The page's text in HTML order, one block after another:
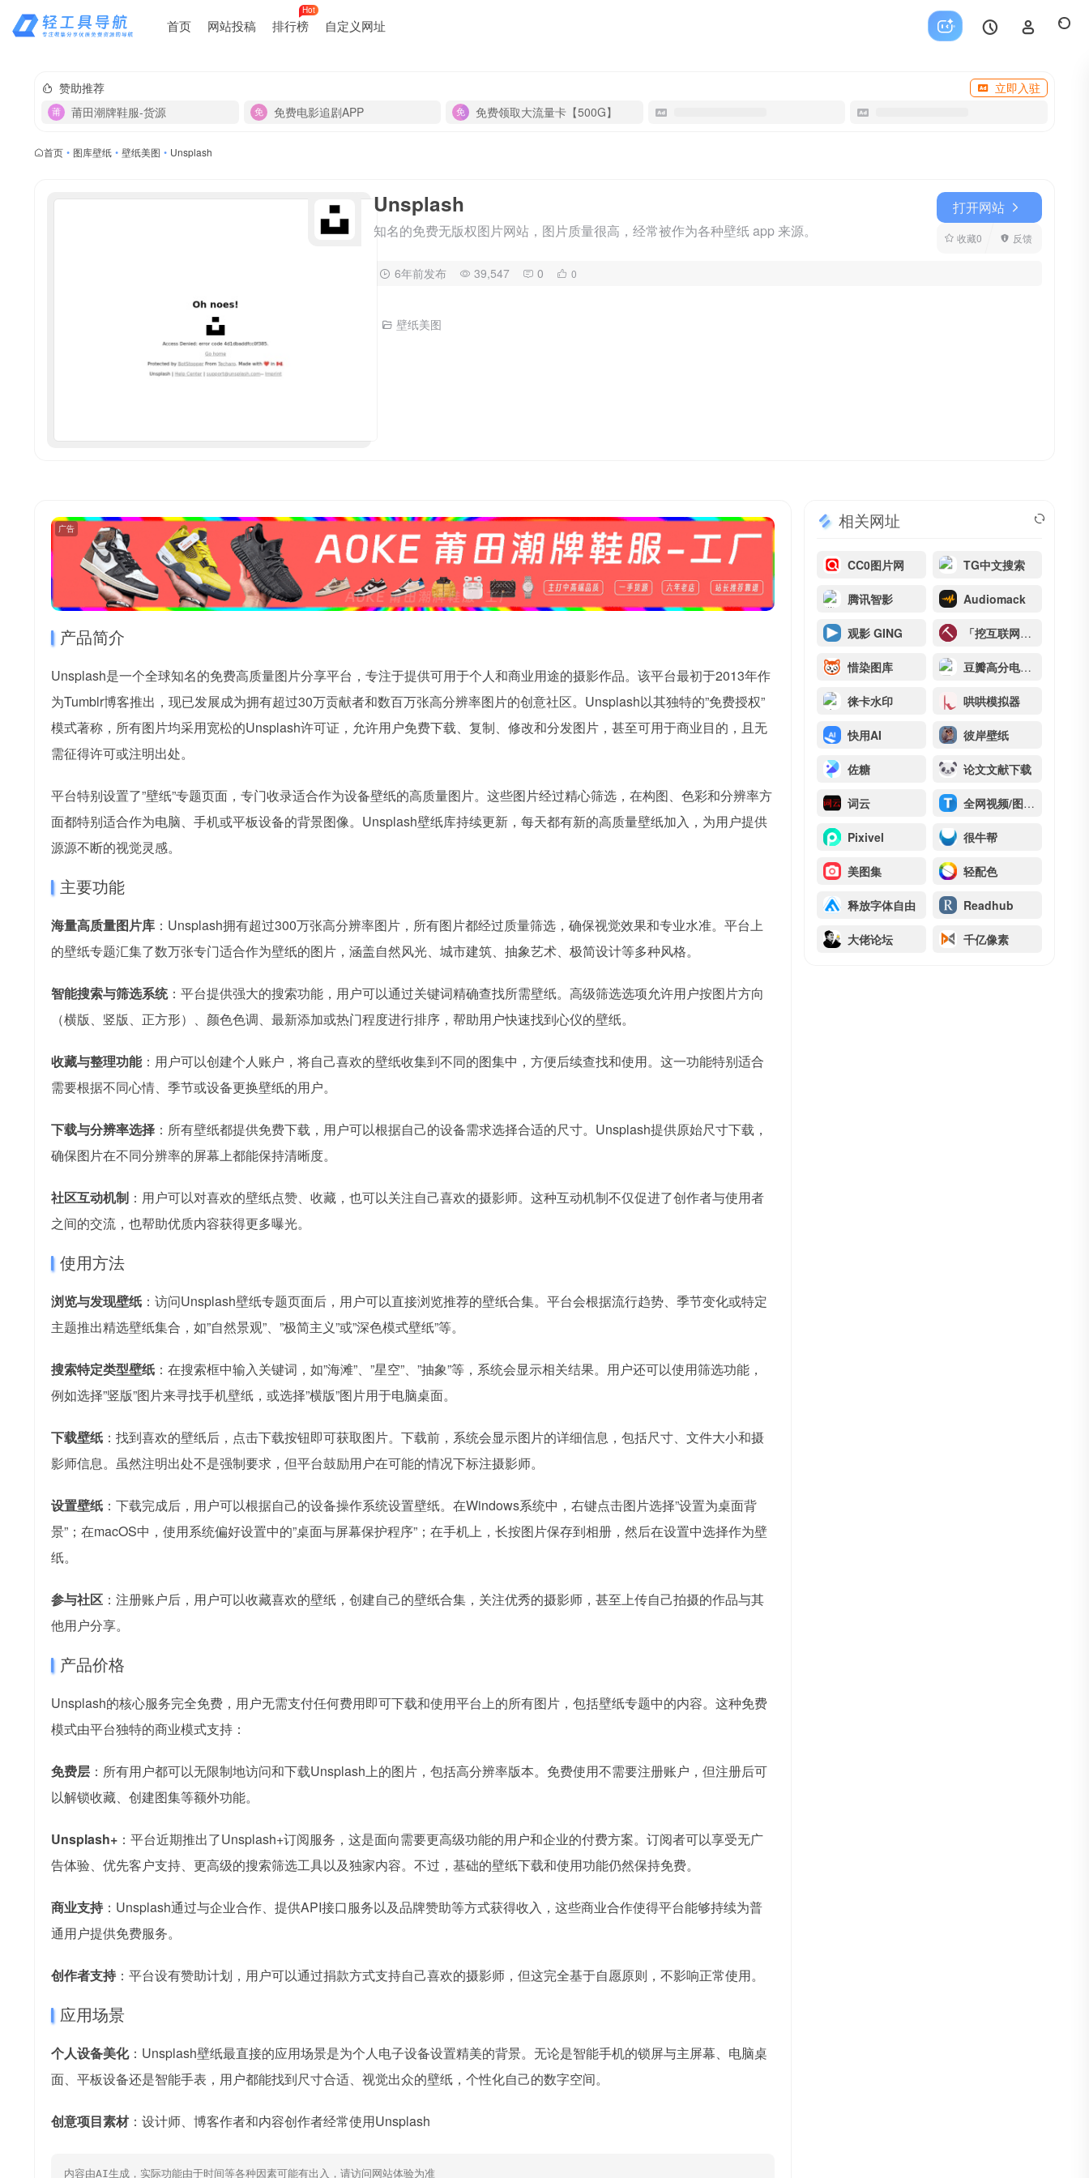
首页 网站投稿 排行榜
Hot
自定义网址
赞助推荐
立即入驻
莆田潮牌鞋服-货源
免费电影追剧APP 免费领取大流量卡【500G】
首页 • 图库壁纸 • 壁纸美图 • Unsplash
Unsplash
知名的免费无版权图片网站，图片质量很高，经常被作为各种壁纸 app 来源。
打开网站
收藏0 反馈
6年前发布 39,547 0 0
壁纸美图
广告
产品简介
Unsplash是一个全球知名的免费高质量图片分享平台，专注于提供可用于个人和商业用途的摄影作品。该平台最初于2013年作
为Tumblr博客推出，现已发展成为拥有超过30万贡献者和数百万张高分辨率图片的创意社区。Unsplash以其独特的”免费授权”
模式著称，所有图片均采用宽松的Unsplash许可证，允许用户免费下载、复制、修改和分发图片，甚至可用于商业目的，且无
需征得许可或注明出处。
平台特别设置了”壁纸”专题页面，专门收录适合作为设备壁纸的高质量图片。这些图片经过精心筛选，在构图、色彩和分辨率方
面都特别适合作为电脑、手机或平板设备的背景图像。Unsplash壁纸库持续更新，每天都有新的高质量壁纸加入，为用户提供
源源不断的视觉灵感。
主要功能
海量高质量图片库 ：Unsplash拥有超过300万张高分辨率图片，所有图片都经过质量筛选，确保视觉效果和专业水准。平台上
的壁纸专题汇集了数万张专门适合作为壁纸的图片，涵盖自然风光、城市建筑、抽象艺术、极简设计等多种风格。
智能搜索与筛选系统：平台提供强大的搜索功能，用户可以通过关键词精确查找所需壁纸。高级筛选选项允许用户按图片方向
（横版、竖版、正方形）、颜色色调、最新添加或热门程度进行排序，帮助用户快速找到心仪的壁纸。
收藏与整理功能：用户可以创建个人账户，将自己喜欢的壁纸收集到不同的图集中，方便后续查找和使用。这一功能特别适合
需要根据不同心情、季节或设备更换壁纸的用户。
下载与分辨率选择 ：所有壁纸都提供免费下载，用户可以根据自己的设备需求选择合适的尺寸。Unsplash提供原始尺寸下载，
确保图片在不同分辨率的屏幕上都能保持清晰度。
社区互动机制 ：用户可以对喜欢的壁纸点赞、收藏，也可以关注自己喜欢的摄影师。这种互动机制不仅促进了创作者与使用者
之间的交流，也帮助优质内容获得更多曝光。
使用方法
浏览与发现壁纸 ：访问Unsplash壁纸专题页面后，用户可以直接浏览推荐的壁纸合集。平台会根据流行趋势、季节变化或特定
主题推出精选壁纸集合，如”自然景观”、”极简主义”或”深色模式壁纸”等。
搜索特定类型壁纸 ：在搜索框中输入关键词，如”海滩”、”星空”、”抽象”等，系统会显示相关结果。用户还可以使用筛选功能，
例如选择”竖版”图片来寻找手机壁纸，或选择”横版”图片用于电脑桌面。
下载壁纸 ：找到喜欢的壁纸后，点击下载按钮即可获取图片。下载前，系统会显示图片的详细信息，包括尺寸、文件大小和摄
影师信息。虽然注明出处不是强制要求，但平台鼓励用户在可能的情况下标注摄影师。
设置壁纸 ：下载完成后，用户可以根据自己的设备操作系统设置壁纸。在Windows系统中，右键点击图片选择”设置为桌面背
景”；在macOS中，使用系统偏好设置中的”桌面与屏幕保护程序”；在手机上，长按图片保存到相册，然后在设置中选择作为壁
纸。
参与社区 ：注册账户后，用户可以收藏喜欢的壁纸，创建自己的壁纸合集，关注优秀的摄影师，甚至上传自己拍摄的作品与其
他用户分享。
产品价格
Unsplash的核心服务完全免费，用户无需支付任何费用即可下载和使用平台上的所有图片，包括壁纸专题中的内容。这种免费
模式由平台独特的商业模式支持：
免费层 ：所有用户都可以无限制地访问和下载Unsplash上的图片，包括高分辨率版本。免费使用不需要注册账户，但注册后可
以解锁收藏、创建图集等额外功能。
Unsplash+ ：平台近期推出了Unsplash+订阅服务，这是面向需要更高级功能的用户和企业的付费方案。订阅者可以享受无广
告体验、优先客户支持、更高级的搜索筛选工具以及独家内容。不过，基础的壁纸下载和使用功能仍然保持免费。
商业支持 ：Unsplash通过与企业合作、提供API接口服务以及品牌赞助等方式获得收入，这些商业合作使得平台能够持续为普
通用户提供免费服务。
创作者支持 ：平台设有赞助计划，用户可以通过捐款方式支持自己喜欢的摄影师，但这完全基于自愿原则，不影响正常使用。
应用场景
个人设备美化：Unsplash壁纸最直接的应用场景是为个人电子设备设置精美的背景。无论是智能手机的锁屏与主屏幕、电脑桌
面、平板设备还是智能手表，用户都能找到尺寸合适、视觉出众的壁纸，个性化自己的数字空间。
创意项目素材：设计师、博客作者和内容创作者经常使用Unsplash
内容由AI生成，实际功能由于时间等各种因素可能有出入，请访问网站体验为准
相关网址
CC0图片网 TG中文搜索
腾讯智影 Audiomack
观影 GING 「挖互联网」・ 发现有趣有用的互联网 ・ Tigg.cc
惜染图库 豆瓣高分电影排行
徕卡水印 哄哄模拟器
快用AI 彼岸壁纸
佐糖 论文文献下载
词云 全网视频/图集提取 TikTok
Pixivel 很牛帮
美图集 轻配色
释放字体自由 Readhub
大佬论坛 千亿像素